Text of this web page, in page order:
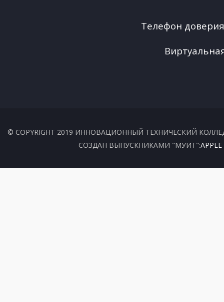
Телефон
© COPYRIGHT 2019 ИННОВАЦИОННЫЙ ТЕХНИЧЕСКИЙ
СОЗДАН ВЫПУСКНИКАМИ "МУИТ":APPLE